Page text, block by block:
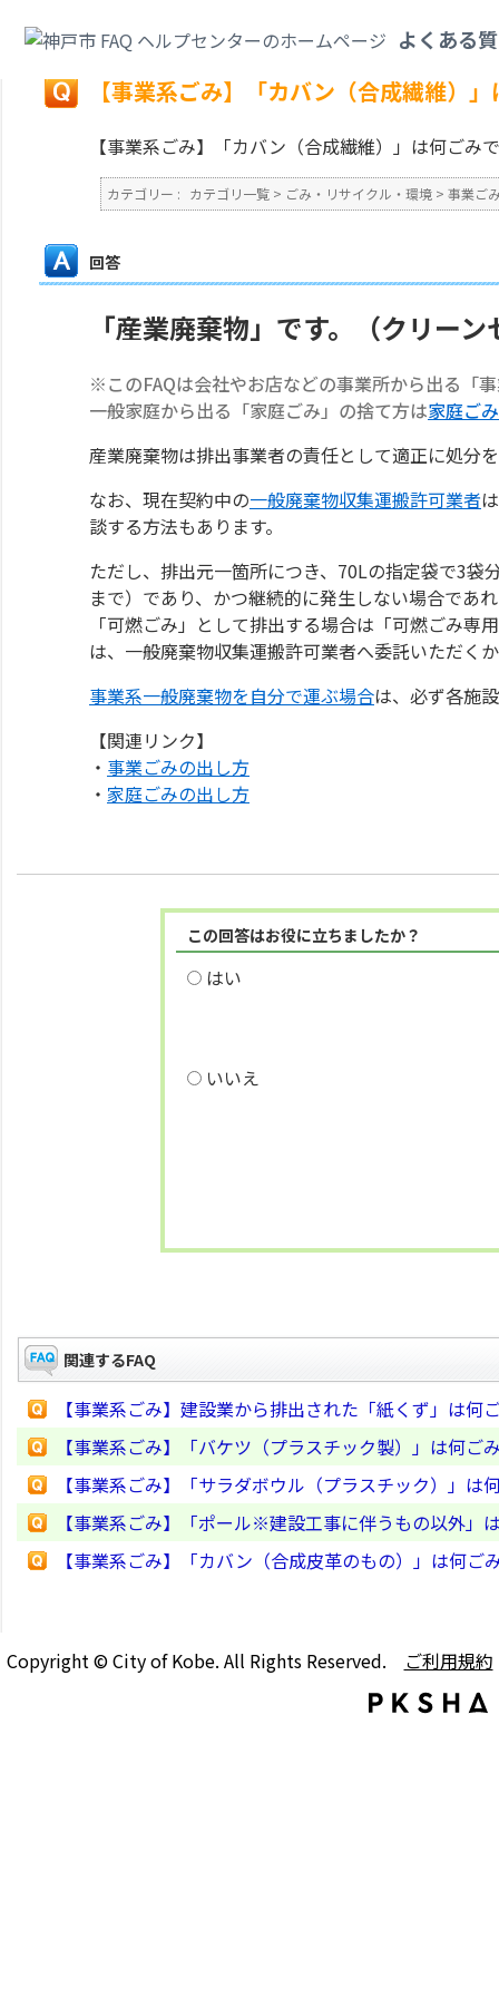
よくある
戻る
【事業系ごみ】「カバン（合成繊維）
【事業系ごみ】「カバン（合成繊維）」は何ごみ
カテゴリー : カテゴリ一覧 > ごみ・リサイクル・環境 > 事業ご
回答
「産業廃棄物」です。（クリー
※このFAQは会社やお店などの事業所から出る「
一般家庭から出る「家庭ごみ」の捨て方は家庭ご
産業廃棄物は排出事業者の責任として適正に処分
なお、現在契約中の一般廃棄物収集運搬許可業者
談する方法もあります。
ただし、排出元一箇所につき、70Lの指定袋で3
まで）であり、かつ継続的に発生しない場合であ
「可燃ごみ」として排出する場合は「可燃ごみ
は、一般廃棄物収集運搬許可業者へ委託いただく
事業系一般廃棄物を自分で運ぶ場合は、必ず各施
【関連リンク】
・ 事業ごみの出し方
・ 家庭ごみの出し方
この回答はお役に立ちましたか？
はい
いいえ
関連するFAQ
【事業系ごみ】建設業から排出された「紙くず」は何
【事業系ごみ】「バケツ（プラスチック製）」は何ご
【事業系ごみ】「サラダボウル（プラスチック）」は
【事業系ごみ】「ポール※建設工事に伴うもの以外」
【事業系ごみ】「カバン（合成皮革のもの）」は何ご
Copyright © City of Kobe. All Rights Reserved. ご利用規約